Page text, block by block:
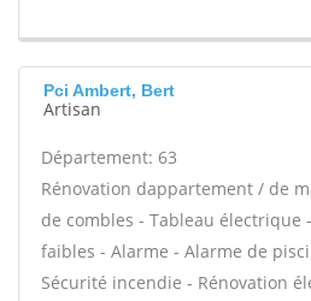
Pci Ambert, Bert
Artisan
Département: 63
Rénovation dappartement / de
de combles - Tableau électrique
faibles - Alarme - Alarme de
Sécurité incendie - Rénovation